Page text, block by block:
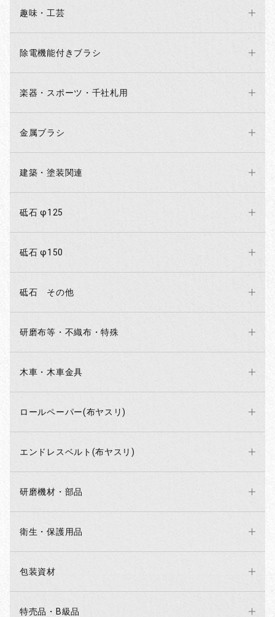
趣味・工芸
除電機能付きブラシ
楽器・スポーツ・千社札用
金属ブラシ
建築・塗装関連
砥石 φ125
砥石 φ150
砥石 その他
研磨布等・不織布・特殊
木車・木車金具
ロールペーパー(布ヤスリ)
エンドレスベルト(布ヤスリ)
研磨機材・部品
衛生・保護用品
包装資材
特売品・B級品